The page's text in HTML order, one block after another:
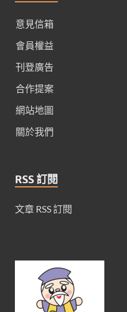
意見信箱
會員權益
刊登廣告
合作提案
網站地圖
關於我們
RSS 訂閱
文章 RSS 訂閱